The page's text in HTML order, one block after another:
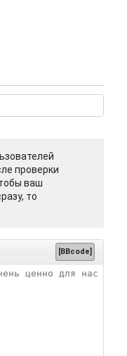
проверки
ваш
то
[BBcode]